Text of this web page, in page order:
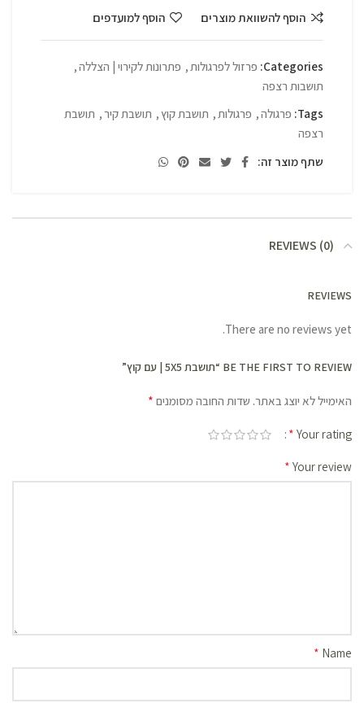
הוסף להשוואת מוצרים הוסף למועדפים
Categories: פרזול לפרגולות, פתרונות לקירוי | הצללה,
תושבות רצפה
Tags: פרגולה, פרגולות, תושבת קוץ, תושבת קיר, תושבת
רצפה
שתף מוצר זה:
REVIEWS (0)
REVIEWS
There are no reviews yet.
BE THE FIRST TO REVIEW “תושבת 5X5 | עם קוץ”
האימייל לא יוצג באתר. שדות החובה מסומנים *
Your rating
*
Your review
*
Name
*